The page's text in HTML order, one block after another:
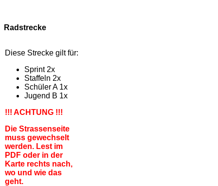
Radstrecke
Diese Strecke gilt für:
Sprint 2x
Staffeln 2x
Schüler A 1x
Jugend B 1x
!!! ACHTUNG !!!
Die Strassenseite
muss gewechselt
werden. Lest im
PDF oder in der
Karte rechts nach,
wo und wie das
geht.